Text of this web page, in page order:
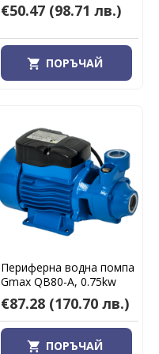
€50.47 (98.71 лв.)
ПОРЪЧАЙ
Периферна водна помпа
Gmax QB80-A, 0.75kw
€87.28 (170.70 лв.)
ПОРЪЧАЙ